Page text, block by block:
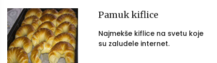
Pamuk kiflice
Najmekše kiflice na svetu koje
su zaludele internet.